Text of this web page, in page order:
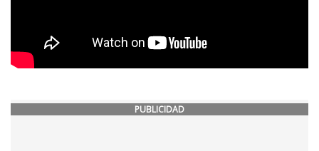
PUBLICIDAD